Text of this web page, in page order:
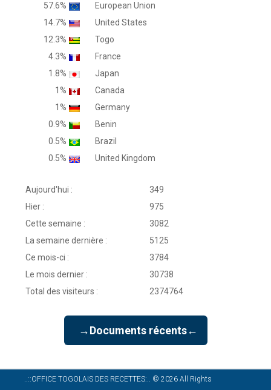
57.6%
European Union
14.7%
United States
12.3%
Togo
4.3%
France
1.8%
Japan
1%
Canada
1%
Germany
0.9%
Benin
0.5%
Brazil
0.5%
United Kingdom
Aujourd'hui :
349
Hier :
975
Cette semaine :
3082
La semaine dernière :
5125
Ce mois-ci :
3784
Le mois dernier :
30738
Total des visiteurs :
2374764
→Documents récents←
..::OFFICE TOGOLAIS DES RECETTES:.. © 2026 All Rights